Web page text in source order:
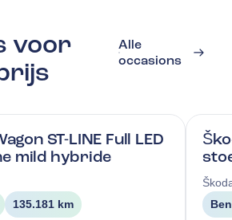
voor
Alle
occasions
ST-LINE Full LED
mild hybride
135.181 km